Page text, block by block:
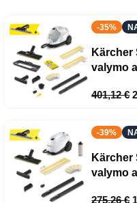
-35%
Kärcher
valymo
401,12€
-39%
Kärcher
valymo
275,26€